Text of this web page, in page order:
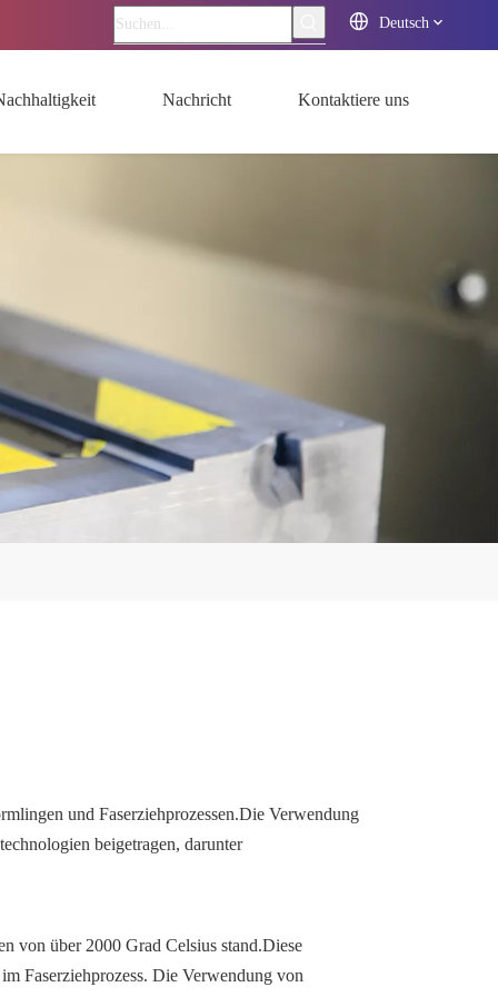
Deutsch
Nachricht Kontaktiere uns
und Faserziehprozessen.Die Verwendung
beigetragen, darunter
von über 2000 Grad Celsius stand.Diese
Faserziehprozess. Die Verwendung von